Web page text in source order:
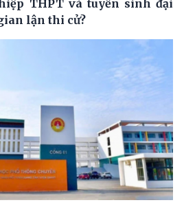
THPT và tuyển sinh đại
lận thi cử?